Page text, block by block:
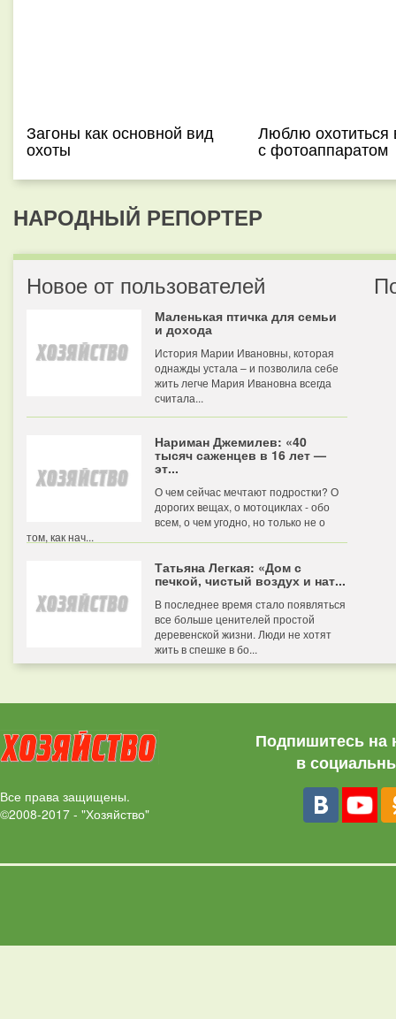
Загоны как основной вид
охоты
Люблю охотиться
с фотоаппаратом
НАРОДНЫЙ РЕПОРТЕР
Новое от пользователей
Маленькая птичка для семьи
и дохода
История Марии Ивановны, которая
однажды устала – и позволила себе
жить легче Мария Ивановна всегда
считала...
Нариман Джемилев: «40
тысяч саженцев в 16 лет —
эт...
О чем сейчас мечтают подростки? О
дорогих вещах, о мотоциклах - обо
всем, о чем угодно, но только не о
том, как нач...
Татьяна Легкая: «Дом с
печкой, чистый воздух и нат...
В последнее время стало появляться
все больше ценителей простой
деревенской жизни. Люди не хотят
жить в спешке в бо...
Все права защищены.
©2008-2017 - "Хозяйство"
Подпишитесь на
в